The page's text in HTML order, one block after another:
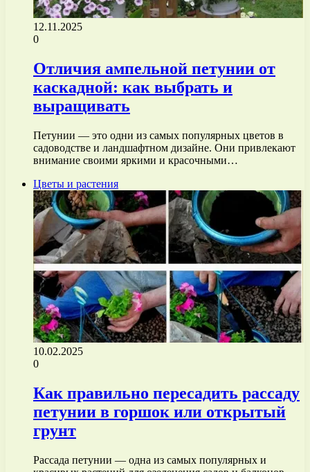
12.11.2025
0
Отличия ампельной петунии от
каскадной: как выбрать и
выращивать
Петунии — это одни из самых популярных цветов в
садоводстве и ландшафтном дизайне. Они привлекают
внимание своими яркими и красочными…
Цветы и растения
10.02.2025
0
Как правильно пересадить рассаду
петунии в горшок или открытый
грунт
Рассада петунии — одна из самых популярных и